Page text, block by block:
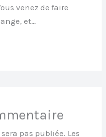
venez de faire
et…
pas publiée. Les